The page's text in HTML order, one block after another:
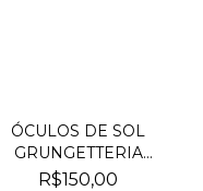
ÓCULOS DE SOL
GRUNGETTERIA
FUNILEIRO TAR...
R$150,00